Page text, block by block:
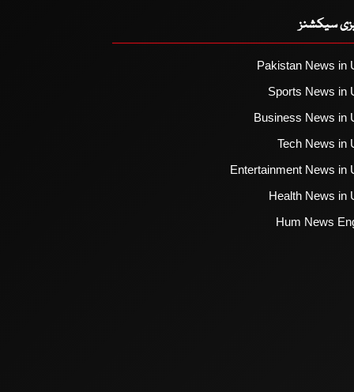
سیکشنز
Pakistan News in
Sports News in
Business News in
Tech News in
Entertainment News in
Health News in
Hum News